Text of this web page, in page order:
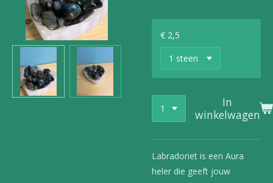
€ 2,5
In
winkelwagen
Labradoriet is een Aura
heler die geeft jouw